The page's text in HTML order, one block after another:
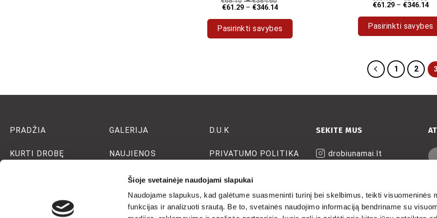
Šioje svetainėje naudojami slapukai
Naudojame slapukus, kad galėtume suasmeninti turinį bei skelbimus, teikti visuomeninės
funkcijas ir analizuoti srautą. Be to, svetainės naudojimo informaciją bendriname su
€61.29– €346.14
Pasirinkti savybes
on
product
€61.29 – €346.14
Pasirinkti savybes
has
multiple
The
1 2 3
PRADŽIA
KURTI DROBĘ
KONTAKTAI
GALERIJA
NAUJIENOS
APIE MUS
BLOGAS
D.U.K
PRIVATUMO POLITIKA
PRISTATYMAS IR
SEKITE MUS
drobiunamai.lt